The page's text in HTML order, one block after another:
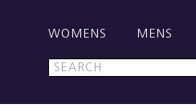
WOMENS MENS